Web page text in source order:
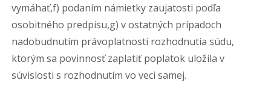
vymáhať,f) podaním námietky zaujatosti podľa
osobitného predpisu,g) v ostatných prípadoch
nadobudnutím právoplatnosti rozhodnutia súdu,
ktorým sa povinnosť zaplatiť poplatok uložila v
súvislosti s rozhodnutím vo veci samej.